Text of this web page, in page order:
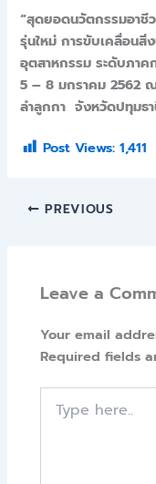
“สุดยอดนวัตกรรมอาชี
รุ่นใหม่ การขับเคลื่อน
อุตสาหกรรม ระดับภาค
5 – 8 มกราคม 2562
ลำลูกกา จังหวัดปทุมธ
Post Views: 1,411
PREVIOUS
Leave a
Your email
Required fields
Type
here..